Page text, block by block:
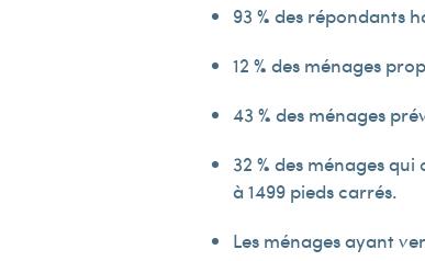
93 % des répondants
12 % des ménages
43 % des ménages
32 % des ménages
à 1 499 pieds carrés.
Les ménages ayant